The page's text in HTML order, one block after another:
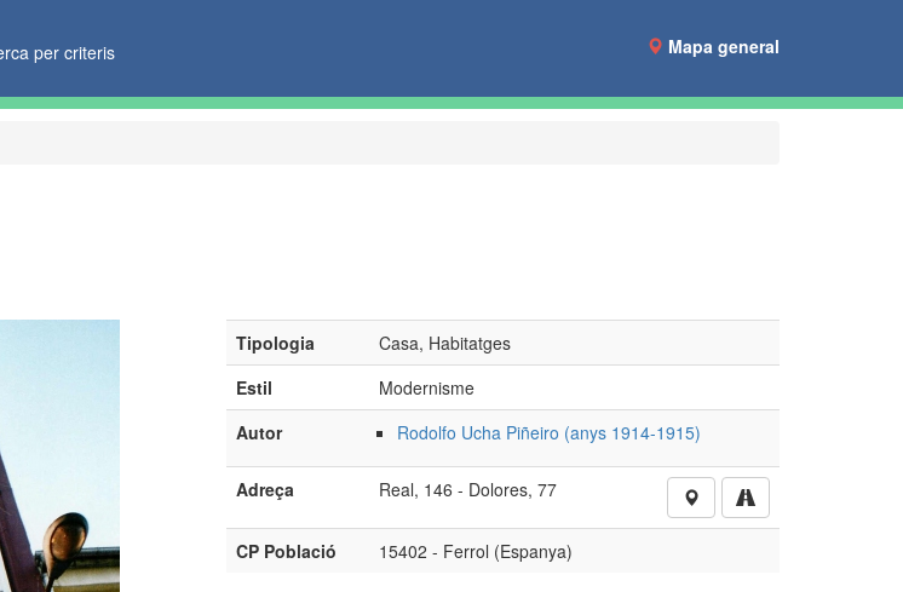
per criteris Mapa general
Tipologia
Casa, Habitatges
Estil
Modernisme
Autor
Rodolfo Ucha Piñeiro (anys 1914-1915)
Adreça Real, 146 - Dolores, 77
CP Població 15402 - Ferrol (Espanya)